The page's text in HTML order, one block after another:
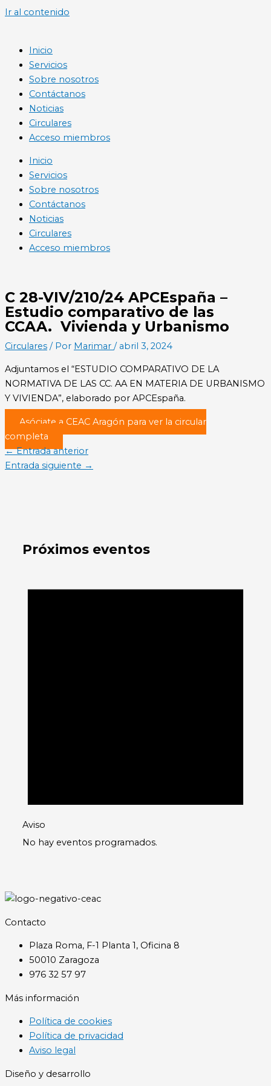
Ir al contenido
Inicio
Servicios
Sobre nosotros
Contáctanos
Noticias
Circulares
Acceso miembros
Inicio
Servicios
Sobre nosotros
Contáctanos
Noticias
Circulares
Acceso miembros
C 28-VIV/210/24 APCEspaña –
Estudio comparativo de las
CCAA. Vivienda y Urbanismo
Circulares / Por Marimar / abril 3, 2024
Adjuntamos el “ESTUDIO COMPARATIVO DE LA
NORMATIVA DE LAS CC. AA EN MATERIA DE URBANISMO
Y VIVIENDA”, elaborado por APCEspaña.
Asóciate a CEAC Aragón para ver la circular
completa
←Entrada anterior
Entrada siguiente →
Próximos eventos
Aviso
No hay eventos programados.
Contacto
Plaza Roma, F-1 Planta 1, Oficina 8
50010 Zaragoza
976 32 57 97
Más información
Política de cookies
Política de privacidad
Aviso legal
Diseño y desarrollo